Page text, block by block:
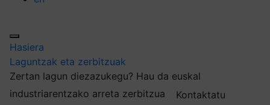
Hasiera
Laguntzak eta zerbitzuak
Zertan lagun diezazukegu? Hau da euskal
industriarentzako arreta zerbitzua
Kontaktatu